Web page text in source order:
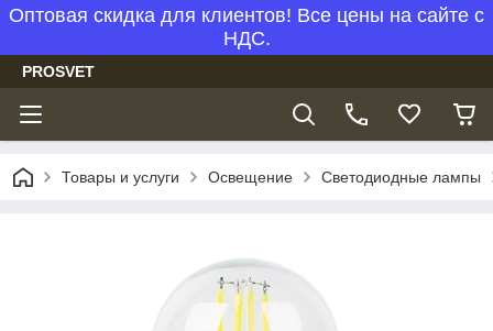
Оптовая скидка для клиентов! Все цены на сайте с
НДС.
PROSVET
Товары и услуги Освещение Светодиодные лампы